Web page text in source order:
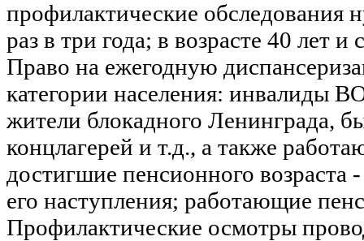
профилактические обследования
раз в три года; в возрасте 40 лет
Право на ежегодную
категории населения: инвалиды
жители блокадного Ленинграда,
концлагерей и т.д., а также
достигшие пенсионного возраста
его наступления; работающие
Профилактические осмотры